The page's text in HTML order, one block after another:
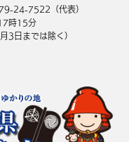
24-7522（代表）
時15分
3日までは除く）